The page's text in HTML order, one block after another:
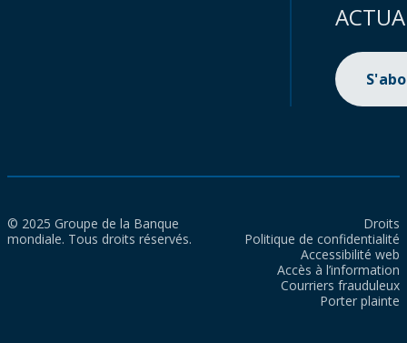
© 2025 Groupe de la Banque
mondiale. Tous droits réservés.
Droits
Politique de confidentialité
Accessibilité web
Accès à l’information
Courriers frauduleux
Porter plainte